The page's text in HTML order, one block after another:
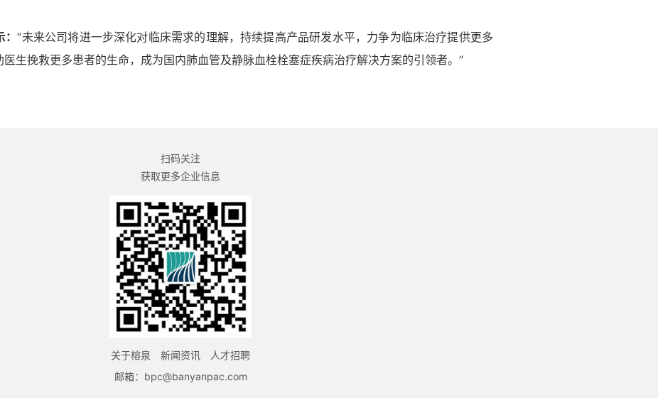
：“未来公司将进一步深化对临床需求的理解，持续提高产品研发水平，力争为临床治疗提供更多
生挽救更多患者的生命，成为国内肺血管及静脉血栓栓塞症疾病治疗解决方案的引领者。”
扫码关注
获取更多企业信息
关于榕泉 新闻资讯
人才招聘
邮箱：bpc@banyanpac.com